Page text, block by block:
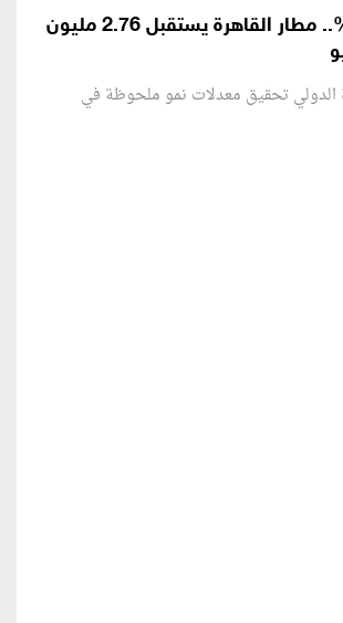
بنمو سنوي 4%.. مطار القاهرة يستقبل 2.76 مليون
الدولي تحقيق معدلات نمو ملحوظة في